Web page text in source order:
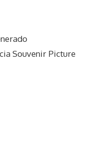
Souvenir Picture